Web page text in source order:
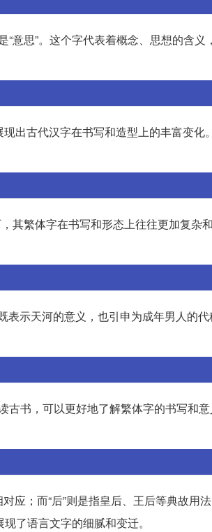
意思”。这个字代表着概念、思想的含义
出古代汉字在书写和造型上的丰富变化
其繁体字在书写和形态上往往更加复杂
表示天河的意义，也引申为成年男人的
书，可以更好地了解繁体字的书写和
应；而“后”则是指皇后、王后等典故用
了语言文字的细腻和变迁。